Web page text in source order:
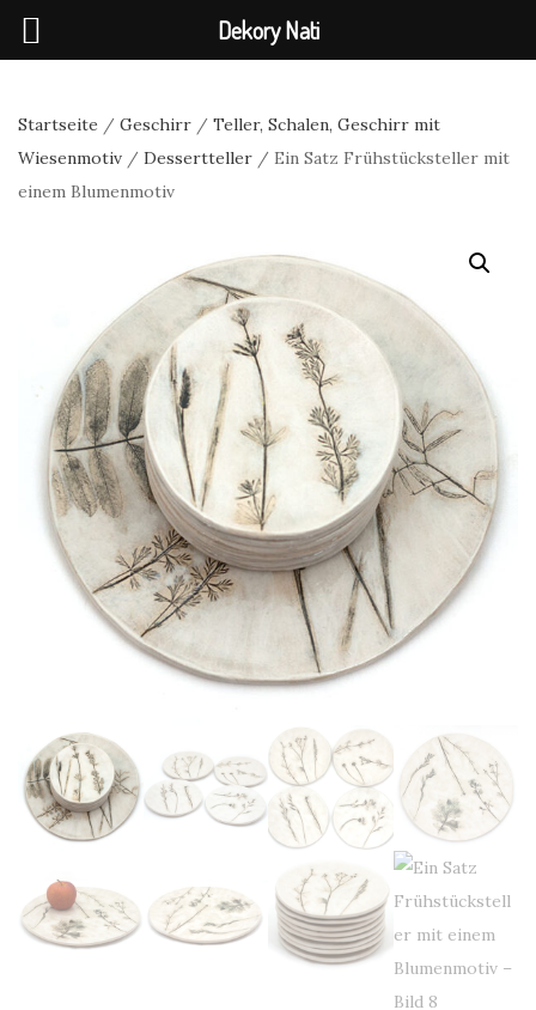
Startseite / Geschirr / Teller, Schalen, Geschirr mit
Wiesenmotiv / Dessertteller / Ein Satz Frühstücksteller mit
einem Blumenmotiv
Dekory Nati